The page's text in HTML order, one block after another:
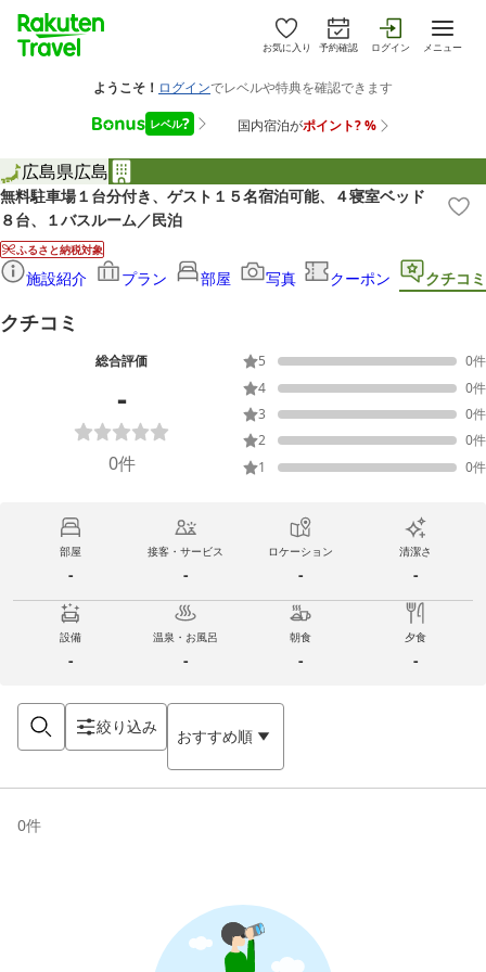
お気に入り 予約確認 ログイン メニュー
広島県広島
無料駐車場１台分付き、ゲスト１５名宿泊可能、４寝室ベッド
８台、１バスルーム／民泊
ふるさと納税対象
施設紹介 プラン 部屋 写真 クーポン クチコミ
クチコミ
総合評価
-
0件
5 0件
4
0件
3
0件
2
0件
1
0件
部屋
-
接客・サービス
-
ロケーション
-
清潔さ
-
設備
-
温泉・お風呂
-
朝食
-
夕食
-
絞り込み おすすめ順
0件